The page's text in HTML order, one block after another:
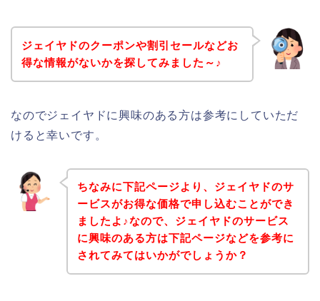
ジェイヤドのクーポンや割引セールなどお
得な情報がないかを探してみました～♪
なのでジェイヤドに興味のある方は参考にしていただ
けると幸いです。
ちなみに下記ページより、ジェイヤドのサ
ービスがお得な価格で申し込むことができ
ましたよ♪なので、ジェイヤドのサービス
に興味のある方は下記ページなどを参考に
されてみてはいかがでしょうか？